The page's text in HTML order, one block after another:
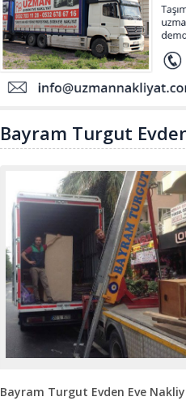
Bayram Turgut
Bayram Turgut Evden Eve